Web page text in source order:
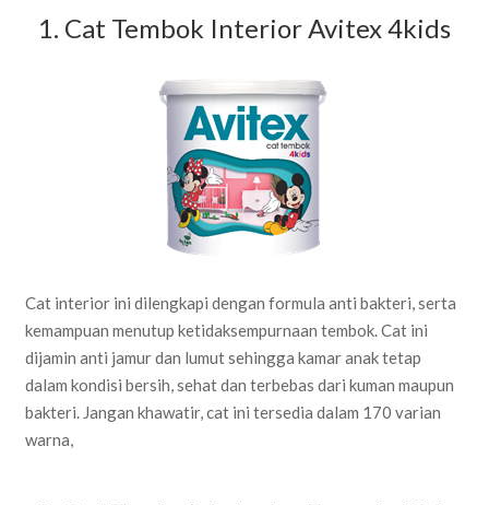
1. Cat Tembok Interior Avitex 4kids
Cat interior ini dilengkapi dengan formula anti bakteri, serta
kemampuan menutup ketidaksempurnaan tembok. Cat ini
dijamin anti jamur dan lumut sehingga kamar anak tetap
dalam kondisi bersih, sehat dan terbebas dari kuman maupun
bakteri. Jangan khawatir, cat ini tersedia dalam 170 varian
warna,